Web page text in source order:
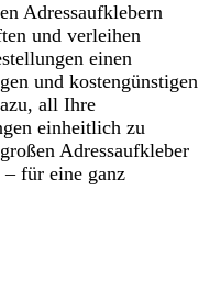
Adressaufklebern
und verleihen
einen
und kostengünstigen
all Ihre
einheitlich zu
Adressaufkleber
für eine ganz